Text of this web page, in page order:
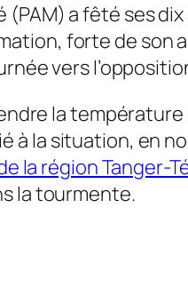
a fêté ses
forte de son
vers
la
à la situation, en
la région Tanger-
la tourmente.